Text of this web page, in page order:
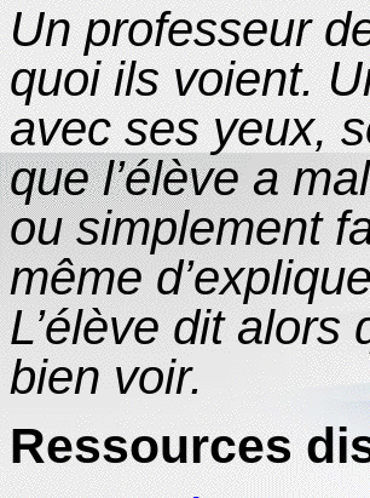
Un professeur
quoi ils voient.
avec ses yeux,
que l’élève a
ou simplement
même
L’élève dit alors
bien voir.
Ressources